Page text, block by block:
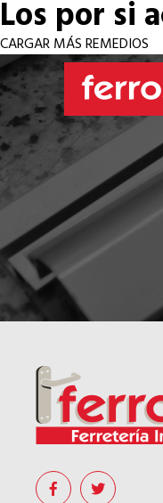
Los por si
CARGAR MÁS REMEDIOS